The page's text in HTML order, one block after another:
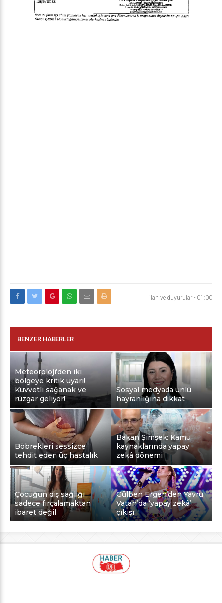
ilan ve duyurular - 01:00
BENZER HABERLER
Meteoroloji’den iki
bölgeye kritik uyarı!
Kuvvetli sağanak ve
rüzgar geliyor!
Sosyal medyada ünlü
hayranlığına dikkat
Böbrekleri sessizce
tehdit eden üç hastalık
Bakan Şimşek: Kamu
kaynaklarında yapay
zekâ dönemi
Çocuğun diş sağlığı
sadece fırçalamaktan
ibaret değil
Gülben Ergen’den Yavru
Vatan’da ‘yapay zekâ’
çıkışı